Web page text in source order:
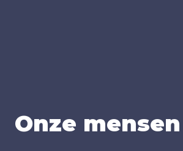
Onze men­sen